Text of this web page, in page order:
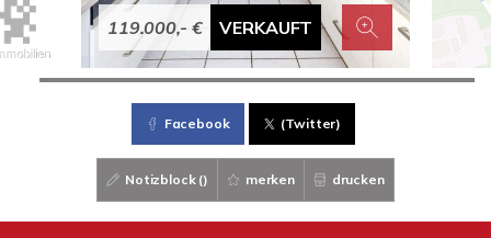
119.000,- € VERKAUFT
Facebook (Twitter)
Notizblock () merken drucken